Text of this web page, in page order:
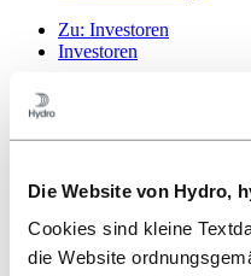
Die Website von Hydro,
Cookies sind kleine
die Website
Zu: Investoren
Investoren
Hydro auf einen Blick
Zu:Über Hydro
Das ist Hydro
Wichtige Industrien
Unser Zweck und